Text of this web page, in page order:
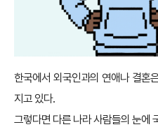
한국에서 외국인과의 연애나 결혼
지고 있다.
그렇다면 다른 나라 사람들의 눈에